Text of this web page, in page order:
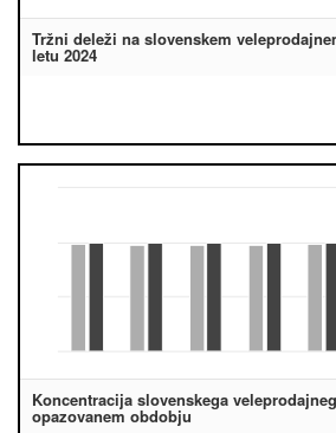
Tržni deleži na slovenskem
letu 2024
Koncentracija slovenskega
opazovanem obdobju